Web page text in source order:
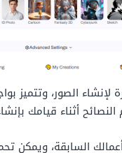
أثناء قيامك
السابقة، ويمكن